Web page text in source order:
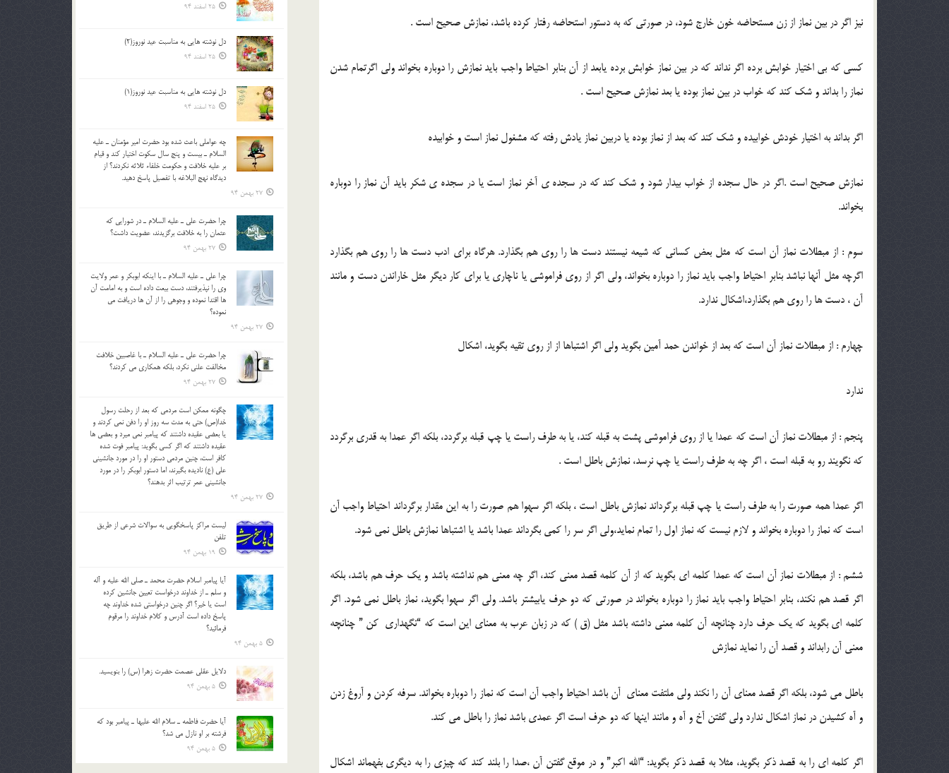
نیز اگر در بین نماز از زن مستحاضه خون خارج شود، در صورتی که به دستور استحاضه رفتار کرده باشد، نمازش صحیح است .
کسی که بی اختیار خوابش برده اگر نداند که در بین نماز خوابش برده یابعد از آن بنابر احتیاط واجب باید نمازش را دوباره بخواند ولی اگرتمام شدن
نماز را بداند و شک کند که خواب در بین نماز بوده یا بعد نمازش صحیح است .
اگر بداند به اختیار خودش خوابیده و شک کند که بعد از نماز بوده یا دربین نماز یادش رفته که مشغول نماز است و خوابیده
نمازش صحیح است .اگر در حال سجده از خواب بیدار شود و شک کند که در سجده ی آخر نماز است یا در سجده ی شکر باید آن نماز را دوباره
بخواند.
سوم : از مبطلات نماز آن است که مثل بعض کسانی که شیعه نیستند دست ها را روی هم بگذارد. هرگاه برای ادب دست ها را روی هم بگذارد
اگرچه مثل آنها نباشد بنابر احتیاط واجب باید نماز را دوباره بخواند، ولی اگر از روی فراموشی یا ناچاری یا برای کار دیگر مثل خاراندن دست و مانند
آن ، دست ها را روی هم بگذارد،اشکال ندارد.
چهارم : از مبطلات نماز آن است که بعد از خواندن حمد آمین بگوید ولی اگر اشتباها از از روی تقیه بگوید، اشکال
ندارد
پنجم : از مبطلات نماز آن است که عمدا یا از روی فراموشی پشت به قبله کند، یا به طرف راست یا چپ قبله برگردد، بلکه اگر عمدا به قدری برگردد
که نگویند رو به قبله است ، اگر چه به طرف راست یا چپ نرسد، نمازش باطل است .
اگر عمدا همه صورت را به طرف راست یا چپ قبله برگرداند نمازش باطل است ، بلکه اگر سهوا هم صورت را به این مقدار برگرداند احتیاط واجب آن
است که نماز را دوباره بخواند و لازم نیست که نماز اول را تمام نماید،ولی اگر سر را کمی بگرداند عمدا باشد یا اشتباها نمازش باطل نمی شود.
ششم : از مبطلات نماز آن است که عمدا کلمه ای بگوید که از آن کلمه قصد معنی کند، اگر چه معنی هم نداشته باشد و یک حرف هم باشد، بلکه
اگر قصد هم نکند، بنابر احتیاط واجب باید نماز را دوباره بخواند در صورتی که دو حرف یابیشتر باشد. ولی اگر سهوا بگوید، نماز باطل نمی شود. اگر
کلمه ای بگوید که یک حرف دارد چنانچه آن کلمه معنی داشته باشد مثل (ق ) که در زبان عرب به معنای این است که “نگهداری کن ” چنانچه
معنی آن رابداند و قصد آن را نماید نمازش
باطل می شود، بلکه اگر قصد معنای آن را نکند ولی ملتفت معنای آن باشد احتیاط واجب آن است که نماز را دوباره بخواند. سرفه کردن و آروغ زدن
و آه کشیدن در نماز اشکال ندارد ولی گفتن آخ و آه و مانند اینها که دو حرف است اگر عمدی باشد نماز را باطل می کند.
اگر کلمه ای را به قصد ذکر بگوید، مثلا به قصد ذکر بگوید: “الله اکبر” و در موقع گفتن آن ،صدا را بلند کند که چیزی را به دیگری بفهماند اشکال
25 اسفند 94
دل نوشته هایی به مناسبت عید نوروز(2)
25 اسفند 94
دل نوشته هایی به مناسبت عید نوروز(1)
25 اسفند 94
چه عواملي باعث شده بود حضرت امير مؤمنان ـ عليه
السلام ـ بيست و پنج سال سکوت اختيار کند و قيام
بر عليه خلافت و حکومت خلفاء ثلاثه نکردند؟ از
ديدگاه نهج البلاغه با تفصيل پاسخ دهيد.
27 بهمن 94
چرا حضرت علي ـ عليه السلام ـ در شورايي كه
عثمان را به خلافت برگزيدند، عضويت داشت؟
27 بهمن 94
چرا علي ـ عليه السلام ـ با اينكه ابوبكر و عمر ولايت
وي را نپذيرفتند، دست بيعت داده است و به امامت آن
ها اقتدا نموده و وجوهي را از آن ها دريافت مي
نموده؟
27 بهمن 94
چرا حضرت علي ـ عليه السلام ـ با غاصبين خلافت
مخالفت علني نکرد، بلكه همكاري مي کردند؟
27 بهمن 94
چگونه ممكن است مردمي كه بعد از رحلت رسول
خدا(ص) حتی به مدت سه روز او را دفن نمي كردند و
یا بعضي عقيده داشتند كه پيامبر نمي ميرد و بعضي ها
عقيده داشتند كه اگر كسي بگويد: پيامبر فوت شده
كافر است، چنین مردمی دستور او را در مورد جانشيني
علي (ع) ناديده بگيرند، اما دستور ابوبكر را در مورد
جانشيني عمر ترتیب اثر بدهند؟
27 بهمن 94
لیست مراکز پاسخگویی به سوالات شرعی از طریق
تلفن
19 بهمن 94
آيا پيامبر اسلام حضرت محمد ـ صلي الله عليه و آله
و سلم ـ از خداوند درخواست تعيين جانشين کرده
است يا خير؟ اگر چنين درخواستي شده خداوند چه
پاسخ داده است آدرس و کلام خداوند را مرقوم
فرمائيد؟
5 بهمن 94
دلايل عقلي عصمت حضرت زهرا (س) را بنويسيد.
5 بهمن 94
آيا حضرت فاطمه ـ سلام الله عليها ـ پيامبر بود كه
فرشته بر او نازل مي شد؟
5 بهمن 94